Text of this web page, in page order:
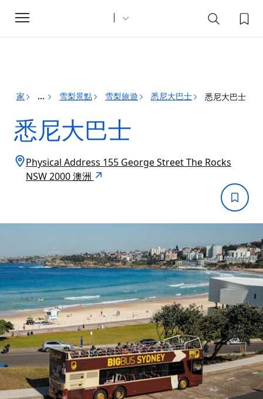
Toggle
navigation
家 ... 雪梨景點 雪梨旅遊 悉尼大巴士 悉尼大巴士
悉尼大巴士
Physical Address 155 George Street The Rocks
NSW 2000 澳洲